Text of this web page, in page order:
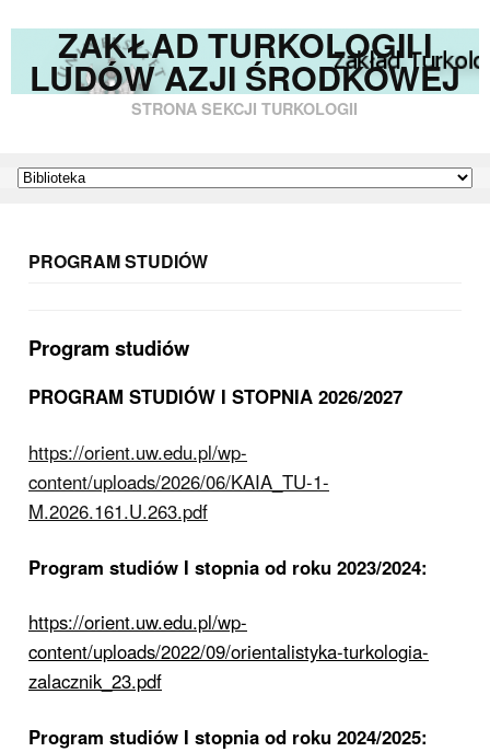
ZAKŁAD TURKOLOGII I
LUDÓW AZJI ŚRODKOWEJ
STRONA SEKCJI TURKOLOGII
PROGRAM STUDIÓW
Program studiów
PROGRAM STUDIÓW I STOPNIA 2026/2027
https://orient.uw.edu.pl/wp-
content/uploads/2026/06/KAIA_TU-1-
M.2026.161.U.263.pdf
Program studiów I stopnia od roku 2023/2024:
https://orient.uw.edu.pl/wp-
content/uploads/2022/09/orientalistyka-turkologia-
zalacznik_23.pdf
Program studiów I stopnia od roku 2024/2025: